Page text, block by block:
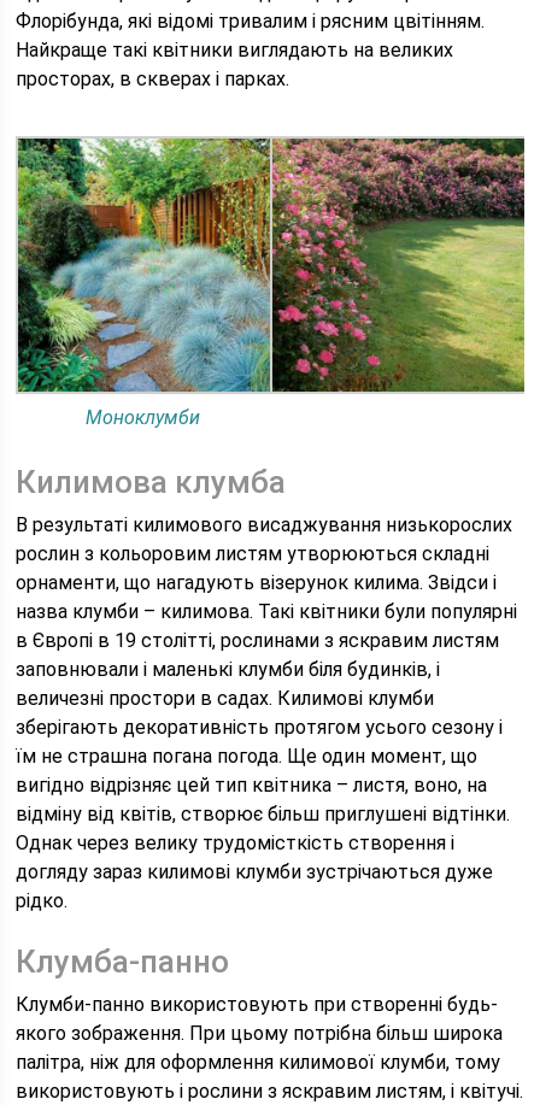
Флорібунда, які відомі тривалим і рясним цвітінням.
Найкраще такі квітники виглядають на великих
просторах, в скверах і парках.
Моноклумби
Килимова клумба
В результаті килимового висаджування низькорослих
рослин з кольоровим листям утворюються складні
орнаменти, що нагадують візерунок килима. Звідси і
назва клумби – килимова. Такі квітники були популярні
в Європі в 19 столітті, рослинами з яскравим листям
заповнювали і маленькі клумби біля будинків, і
величезні простори в садах. Килимові клумби
зберігають декоративність протягом усього сезону і
їм не страшна погана погода. Ще один момент, що
вигідно відрізняє цей тип квітника – листя, воно, на
відміну від квітів, створює більш приглушені відтінки.
Однак через велику трудомісткість створення і
догляду зараз килимові клумби зустрічаються дуже
рідко.
Клумба-панно
Клумби-панно використовують при створенні будь-
якого зображення. При цьому потрібна більш широка
палітра, ніж для оформлення килимової клумби, тому
використовують і рослини з яскравим листям, і квітучі.